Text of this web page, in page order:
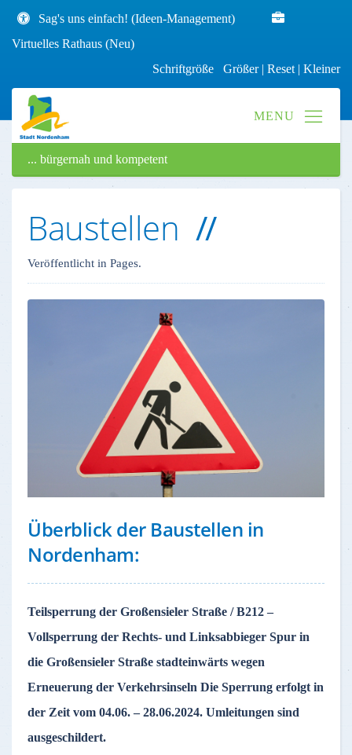
Sag's uns einfach! (Ideen-Management)
Virtuelles Rathaus (Neu)
Schriftgröße Größer| Reset | Kleiner
... bürgernah und kompetent
Baustellen
Veröffentlicht in Pages.
Überblick der Baustellen in
Nordenham:
Teilsperrung der Großensieler Straße / B212 –
Vollsperrung der Rechts- und Linksabbieger Spur in
die Großensieler Straße stadteinwärts wegen
Erneuerung der Verkehrsinseln Die Sperrung erfolgt in
der Zeit vom 04.06. – 28.06.2024. Umleitungen sind
ausgeschildert.